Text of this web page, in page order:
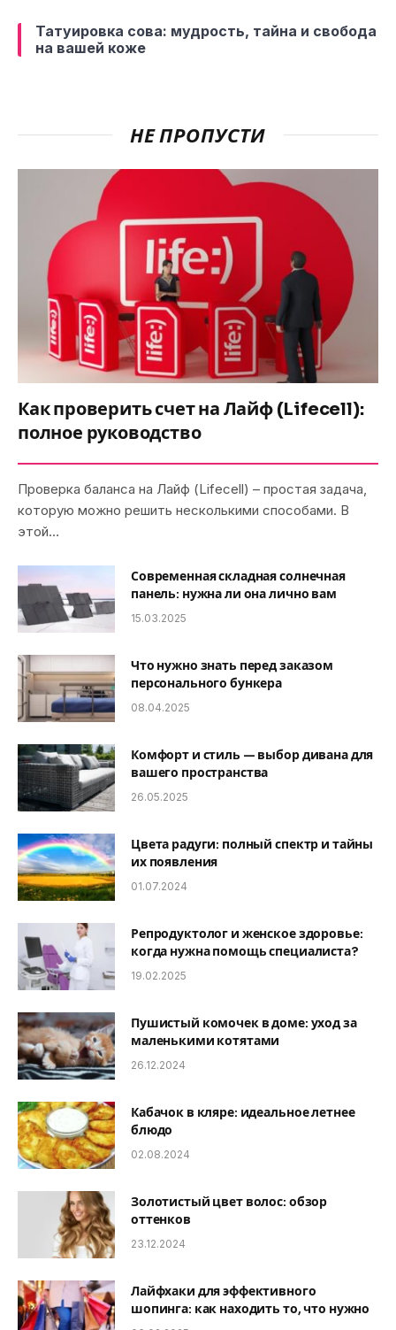
Татуировка сова: мудрость, тайна и свобода
на вашей коже
НЕ ПРОПУСТИ
Как проверить счет на Лайф (Lifecell):
полное руководство
Проверка баланса на Лайф (Lifecell) – простая задача,
которую можно решить несколькими способами. В
этой…
Современная складная солнечная
панель: нужна ли она лично вам
15.03.2025
Что нужно знать перед заказом
персонального бункера
08.04.2025
Комфорт и стиль — выбор дивана для
вашего пространства
26.05.2025
Цвета радуги: полный спектр и тайны
их появления
01.07.2024
Репродуктолог и женское здоровье:
когда нужна помощь специалиста?
19.02.2025
Пушистый комочек в доме: уход за
маленькими котятами
26.12.2024
Кабачок в кляре: идеальное летнее
блюдо
02.08.2024
Золотистый цвет волос: обзор
оттенков
23.12.2024
Лайфхаки для эффективного
шопинга: как находить то, что нужно